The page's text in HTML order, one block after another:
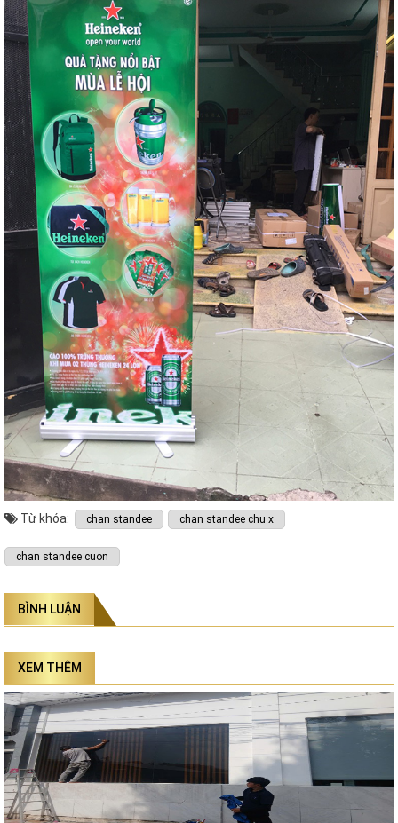
Từ khóa: chan standee chan standee chu x
chan standee cuon
BÌNH LUẬN
XEM THÊM